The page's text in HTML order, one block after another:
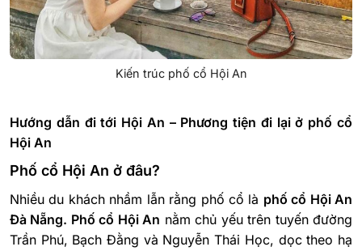
Kiến trúc phố cổ Hội An
Hướng dẫn đi tới Hội An – Phương tiện đi lại ở phố cổ
Hội An
Phố cổ Hội An ở đâu?
Nhiều du khách nhầm lẫn rằng phố cổ là phố cổ Hội An
Đà Nẵng. Phố cổ Hội An nằm chủ yếu trên tuyến đường
Trần Phú, Bạch Đằng và Nguyễn Thái Học, dọc theo hạ